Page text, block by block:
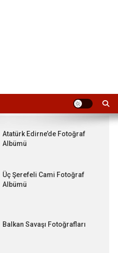
Atatürk Edirne’de Fotoğraf
Albümü
Üç Şerefeli Cami Fotoğraf
Albümü
Balkan Savaşı Fotoğrafları